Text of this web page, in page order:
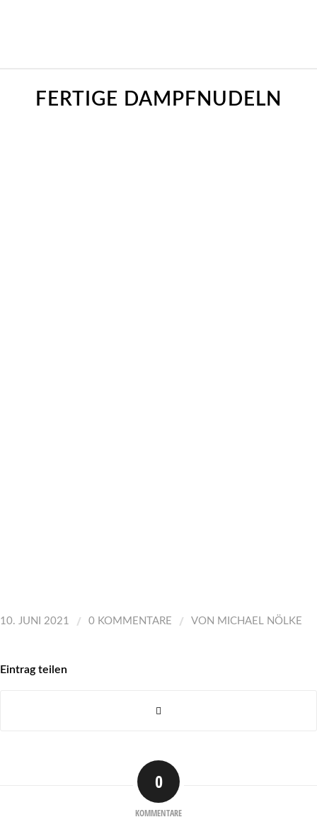
FERTIGE DAMPFNUDELN
10. JUNI 2021 / 0 KOMMENTARE / VON MICHAEL NÖLKE
Eintrag teilen
0
KOMMENTARE